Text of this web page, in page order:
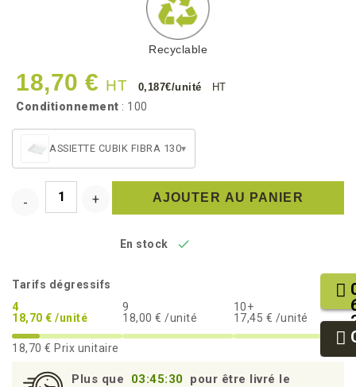
Recyclable
18,70 € HT 0,187€/unité HT
Conditionnement : 100
ASSIETTE CUBIK FIBRA 130▾
AJOUTER AU PANIER
En stock 
Tarifs dégressifs
4
18,70 € /unité
9
18,00 € /unité
10+
17,45 € /unité
18,70 € Prix unitaire
Plus que 03:45:30 pour être livré le